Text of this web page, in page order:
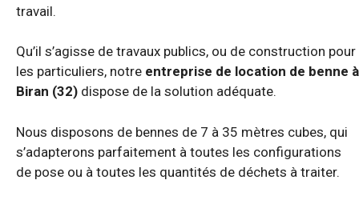
travail.
Qu’il s’agisse de travaux publics, ou de construction pour
les particuliers, notre entreprise de location de benne à
Biran (32) dispose de la solution adéquate.
Nous disposons de bennes de 7 à 35 mètres cubes, qui
s’adapterons parfaitement à toutes les configurations
de pose ou à toutes les quantités de déchets à traiter.